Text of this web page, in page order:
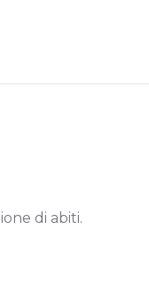
di abiti.